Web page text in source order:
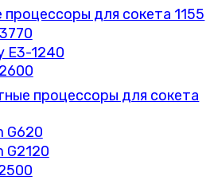
для сокета 1155
E3-1240
процессоры для сокета
G620
G2120